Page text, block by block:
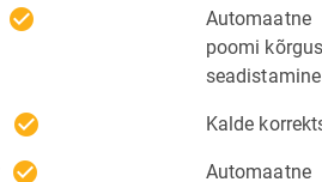
check_circle
Automaatne
poomi
seadistamine
check_circle Kalde
check_circle
Automaatne